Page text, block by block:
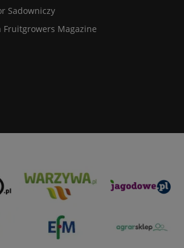
Sadowniczy
Fruitgrowers Magazine